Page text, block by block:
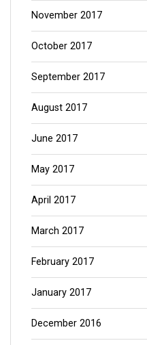
November 2017
October 2017
September 2017
August 2017
June 2017
May 2017
April 2017
March 2017
February 2017
January 2017
December 2016